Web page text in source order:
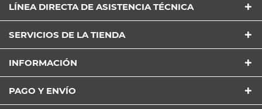
He leído laPolítica de Privacidadentender y estar
de acuerdo*
Los campos con * son obligatorios
Envía
LÍNEA DIRECTA DE ASISTENCIA TÉCNICA
SERVICIOS DE LA TIENDA
INFORMACIÓN
PAGO Y ENVÍO